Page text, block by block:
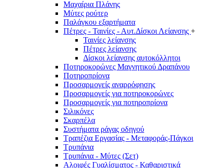
Μαχαίρια Πλάνης
Μύτες ρούτερ
Παλάγκου εξαρτήματα
Πέτρες - Ταινίες - Αυτ.Δίσκοι Λείανσης +
Ταινίες λείανσης
Πέτρες λείανσης
Δίσκοι λείανσης αυτοκόλλητοι
Ποτηροκορώνες Μαγνητικού Δραπάνου
Ποτηροπρίονα
Προσαρμογείς αναρρόφησης
Προσαρμογείς για ποτηροκορώνες
Προσαρμογείς για ποτηροπρίονα
Σιλικόνες
Σκαρπέλα
Συστήματα ράγας οδηγού
Τραπέζια Εργασίας - Μεταφοράς-Πάγκοι
Τρυπάνια
Τρυπάνια - Μύτες (Σετ)
Αλοιφές Γυαλίσματος - Καθαριστικά